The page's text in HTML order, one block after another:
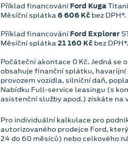
Příklad financování Ford Kuga
Měsíční splátka 6 606 Kčbez
Příklad financování Ford Explorer
Měsíční splátka 21 160 Kčbez
Počáteční akontace 0 Kč. Jedná se
obsahuje finanční splátku,
provozem vozidla, silniční daň,
Nabídku Full-service leasingu (s
asistenční služby apod.) získáte na
Pro individuální kalkulace pro
autorizovaného prodejce Ford,
24 do 60 měsíců) nebo celkového